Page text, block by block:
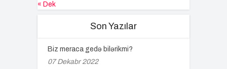
« Dek
Son Yazılar
Biz meraca gedə bilərikmi?
07 Dekabr 2022